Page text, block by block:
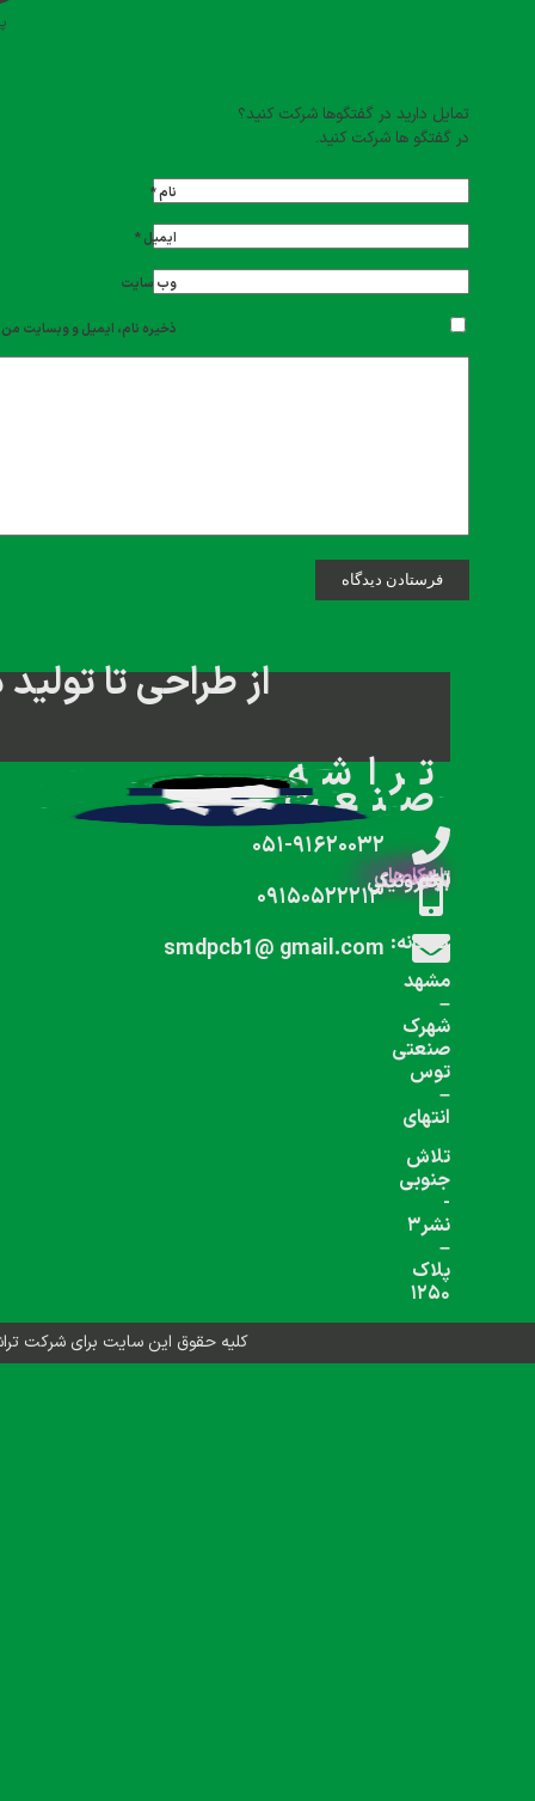
های اجتماعی دنبال کنید